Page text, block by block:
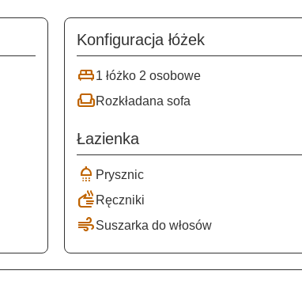
Konfiguracja łóżek
king_bed1 łóżko 2 osobowe
weekendRozkładana sofa
Łazienka
shower Prysznic
dry Ręczniki
airSuszarka do włosów